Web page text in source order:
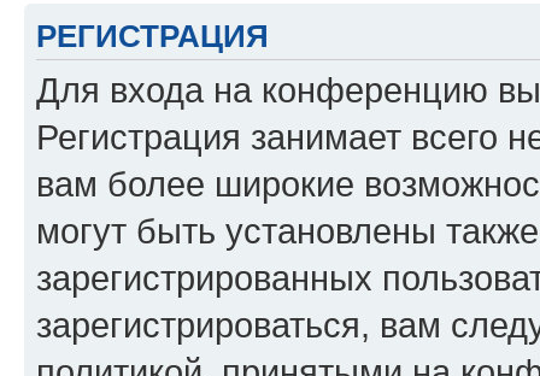
РЕГИСТРАЦИЯ
Для входа на конференцию
Регистрация занимает всего
вам более широкие
могут быть установлены
зарегистрированных
зарегистрироваться, вам